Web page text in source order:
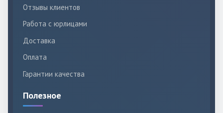
Отзывы клиентов
Работа с юрлицами
Доставка
Оплата
Гарантии качества
Полезное